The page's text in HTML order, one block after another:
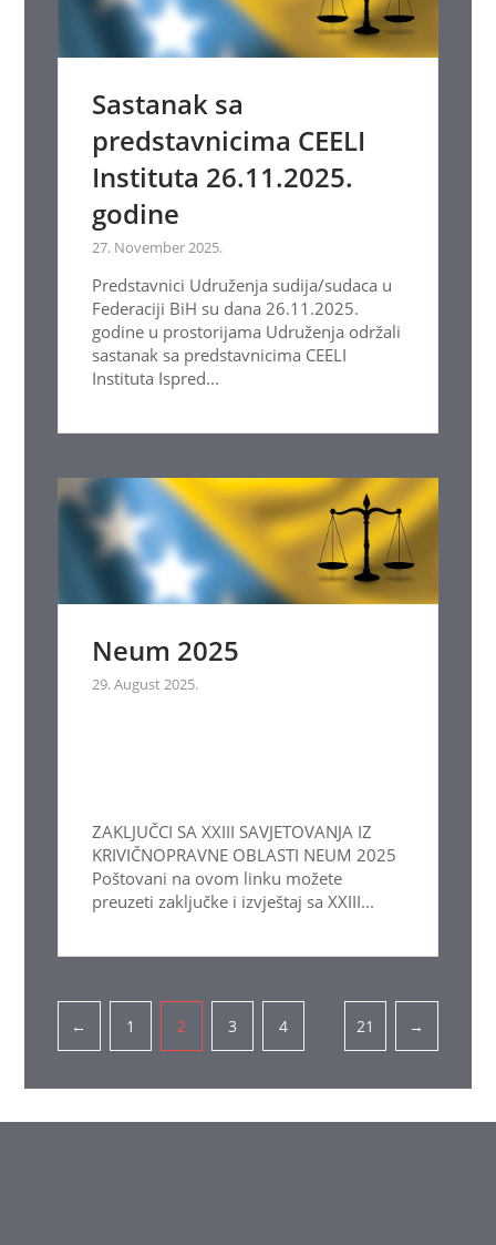
Sastanak sa
predstavnicima CEELI
Instituta 26.11.2025.
godine
27. November 2025.
Predstavnici Udruženja sudija/sudaca u
Federaciji BiH su dana 26.11.2025.
godine u prostorijama Udruženja održali
sastanak sa predstavnicima CEELI
Instituta Ispred...
Neum 2025
29. August 2025.
ZAKLJUČCI SA XXIII SAVJETOVANJA IZ
KRIVIČNOPRAVNE OBLASTI NEUM 2025
Poštovani na ovom linku možete
preuzeti zaključke i izvještaj sa XXIII...
Pagination
← 1 2 3 4 21 →